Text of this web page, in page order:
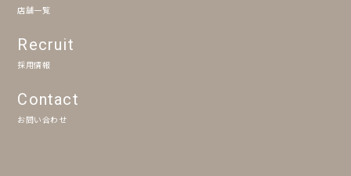
店舗一覧
Recruit
採用情報
Contact
お問い合わせ